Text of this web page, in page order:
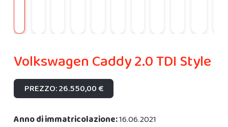
Volkswagen Caddy 2.0 TDI Style
PREZZO: 26.550,00 €
Anno di immatricolazione:16.06.2021